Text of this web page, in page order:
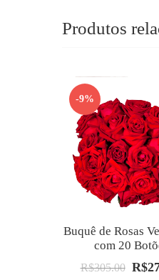
Produtos
-9%
Buquê de Rosas
com 20
R$305.00 O
R$